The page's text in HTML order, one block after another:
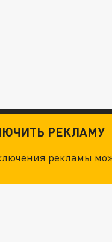
РЕКЛАМУ
рекламы